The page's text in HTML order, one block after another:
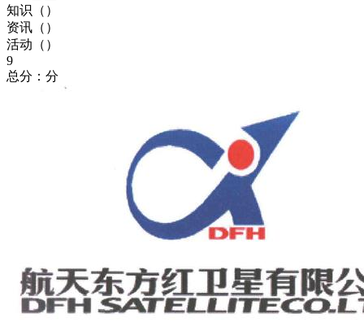
知识（ ）
资讯（ ）
活动（ ）
9
总分：分